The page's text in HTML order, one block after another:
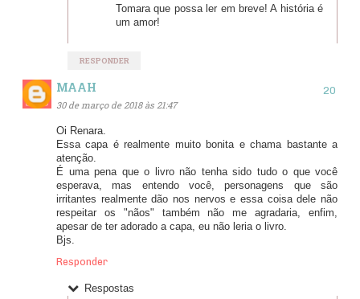
Tomara que possa ler em breve! A história é
um amor!
RESPONDER
MAAH
30 de março de 2018 às 21:47
Oi Renara.
Essa capa é realmente muito bonita e chama bastante a
atenção.
É uma pena que o livro não tenha sido tudo o que você
esperava, mas entendo você, personagens que são
irritantes realmente dão nos nervos e essa coisa dele não
respeitar os "nãos" também não me agradaria, enfim,
apesar de ter adorado a capa, eu não leria o livro.
Bjs.
Responder
Respostas